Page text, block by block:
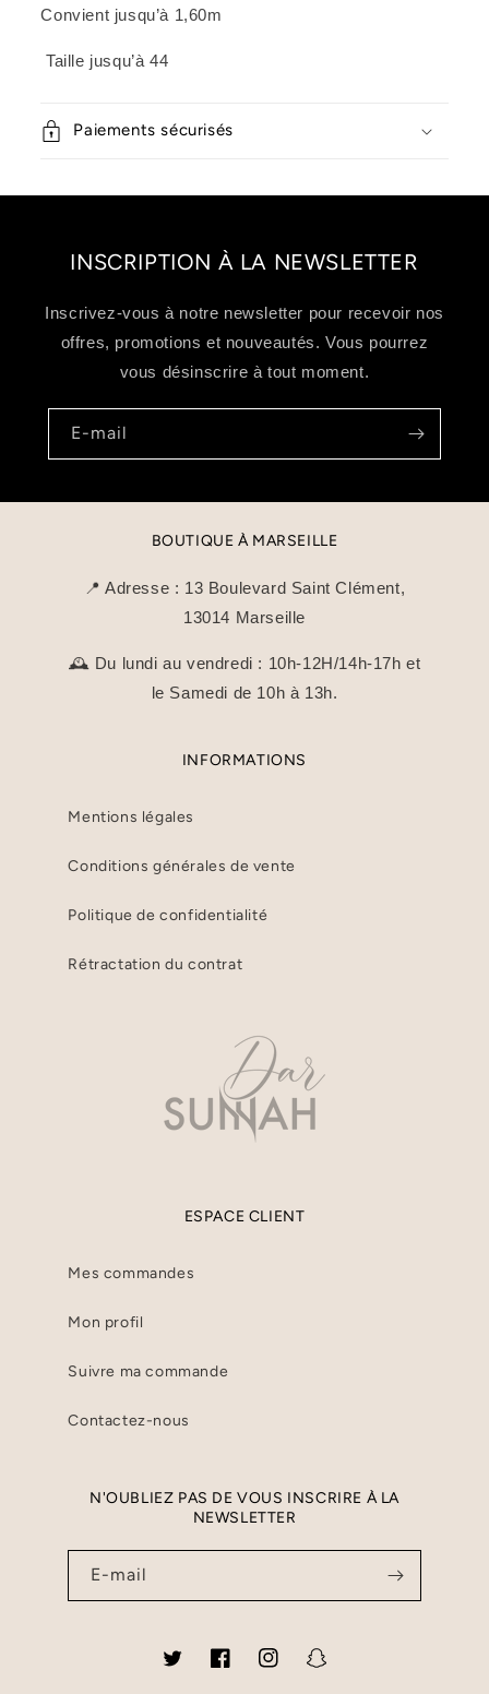
Convient jusqu’à 1,60m
Taille jusqu’à 44
Paiements sécurisés
INSCRIPTION À LA NEWSLETTER
Inscrivez-vous à notre newsletter pour recevoir nos
offres, promotions et nouveautés. Vous pourrez
vous désinscrire à tout moment.
E-mail
BOUTIQUE À MARSEILLE
📍 Adresse : 13 Boulevard Saint Clément,
13014 Marseille
🕰️ Du lundi au vendredi : 10h-12H/14h-17h et
le Samedi de 10h à 13h.
INFORMATIONS
Mentions légales
Conditions générales de vente
Politique de confidentialité
Rétractation du contrat
ESPACE CLIENT
Mes commandes
Mon profil
Suivre ma commande
Contactez-nous
N'OUBLIEZ PAS DE VOUS INSCRIRE À LA
NEWSLETTER
E-mail
TwitterFacebookInstagramSnapchat